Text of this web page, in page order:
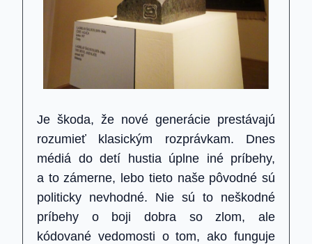
Je škoda, že nové generácie prestávajú
rozumieť klasickým rozprávkam. Dnes
médiá do detí hustia úplne iné príbehy,
a to zámerne, lebo tieto naše pôvodné sú
politicky nevhodné. Nie sú to neškodné
príbehy o boji dobra so zlom, ale
kódované vedomosti o tom, ako funguje